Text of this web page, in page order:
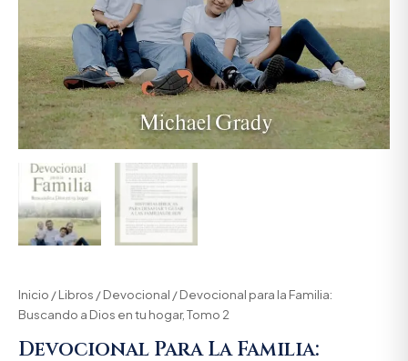
Inicio /Libros /Devocional / Devocional para la Familia:
Buscando a Dios en tu hogar, Tomo 2
Devocional Para La Familia: